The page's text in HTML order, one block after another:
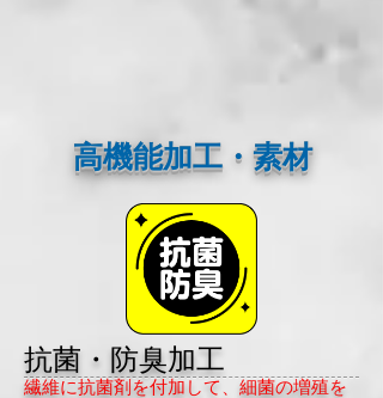
高機能加工・素材
抗菌・防臭加工
繊維に抗菌剤を付加して、細菌の増殖を